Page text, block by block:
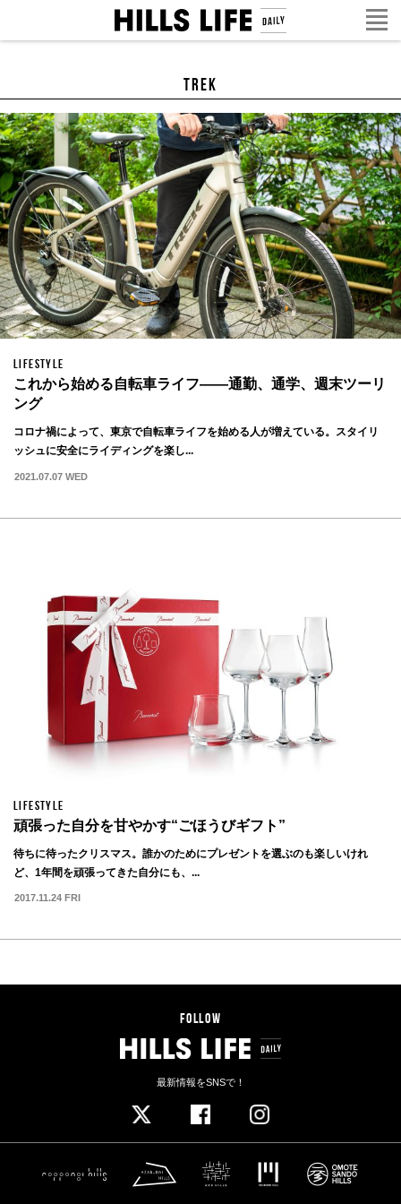
TREK
LIFESTYLE
これから始める自転車ライフ——通勤、通学、週末ツーリ
ング
コロナ禍によって、東京で自転車ライフを始める人が増えている。スタイリ
ッシュに安全にライディングを楽し...
2021.07.07 WED
LIFESTYLE
頑張った自分を甘やかす“ごほうびギフト”
待ちに待ったクリスマス。誰かのためにプレゼントを選ぶのも楽しいけれ
ど、1年間を頑張ってきた自分にも、...
2017.11.24 FRI
FOLLOW
最新情報をSNSで！